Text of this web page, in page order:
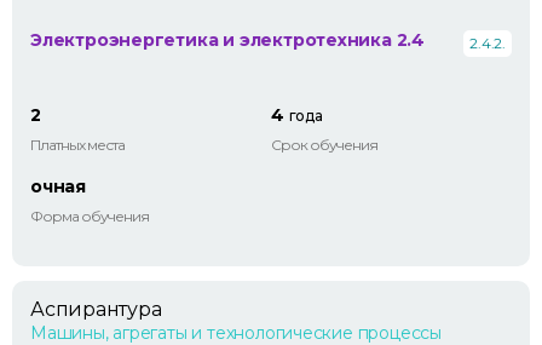
Электроэнергетика и электротехника 2.4 2.4.2.
2
Платных места
4 года
Срок обучения
очная
Форма обучения
Аспирантура
Машины, агрегаты и технологические процессы